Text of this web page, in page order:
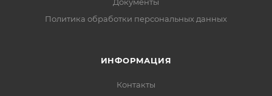
Политика обработки персональных данных
ИНФОРМАЦИЯ
Контакты